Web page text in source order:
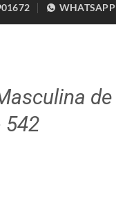
WHATSAPP
de
542